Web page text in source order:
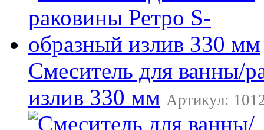
Смеситель для ванны/
излив 330 мм Артикул: